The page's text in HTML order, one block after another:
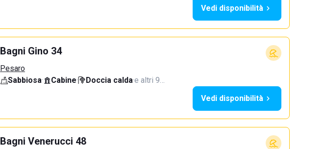
Vedi disponibilità
Bagni Gino 34
Pesaro
Sabbiosa· Cabine· Doccia calda·e altri 9…
Vedi disponibilità
Bagni Venerucci 48